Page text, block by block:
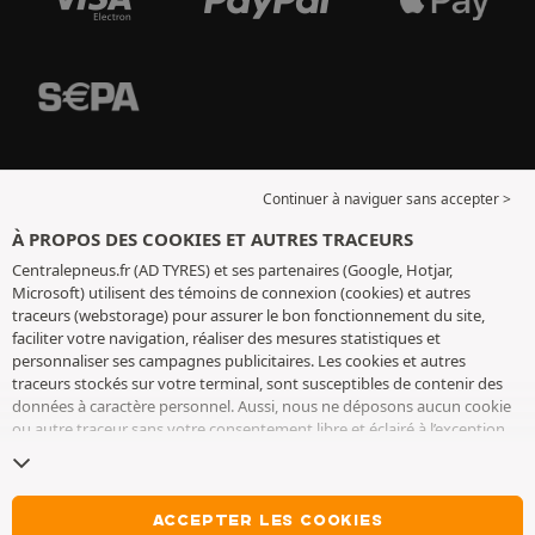
Continuer à naviguer sans accepter >
À PROPOS DES COOKIES ET AUTRES TRACEURS
Centralepneus.fr (AD TYRES) et ses partenaires (Google, Hotjar,
Microsoft) utilisent des témoins de connexion (cookies) et autres
traceurs (webstorage) pour assurer le bon fonctionnement du site,
faciliter votre navigation, réaliser des mesures statistiques et
personnaliser ses campagnes publicitaires. Les cookies et autres
traceurs stockés sur votre terminal, sont susceptibles de contenir des
données à caractère personnel. Aussi, nous ne déposons aucun cookie
ou autre traceur sans votre consentement libre et éclairé à l’exception
conservons votre choix pendant 6 mois. Vous pouvez retirer votre
consentement à tout moment en vous rendant sur lapage cookies et
. Vous pouvez choisir de continuer à naviguer sans
ACCEPTER LES COOKIES